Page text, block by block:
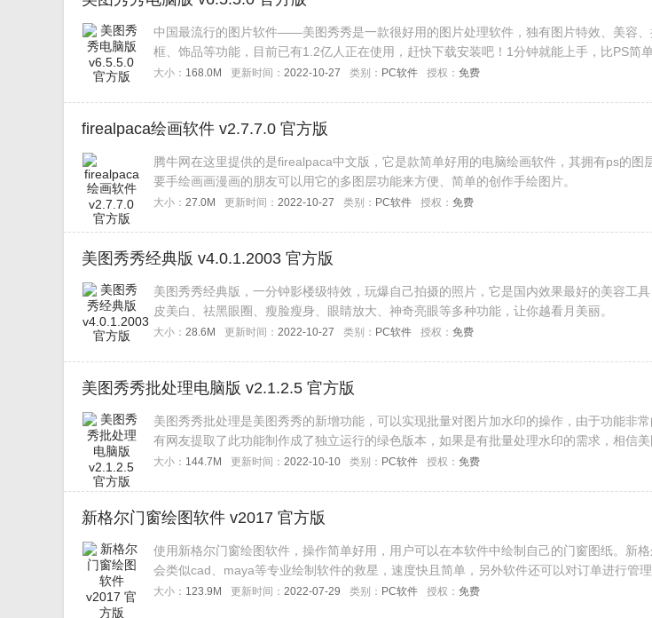
中国最流行的图片软件——美图秀秀是一款很好用的图片处理软件，独有图片特效、美容、
框、饰品等功能，目前已有1.2亿人正在使用，赶快下载安装吧！1分钟就能上手，比PS简
大小： 168.0M 更新时间： 2022-10-27 类别： PC软件 授权： 免费
firealpaca绘画软件 v2.7.7.0 官方版
腾牛网在这里提供的是firealpaca中文版，它是款简单好用的电脑绘画软件，其拥有ps的图
要手绘画画漫画的朋友可以用它的多图层功能来方便、简单的创作手绘图片。
大小： 27.0M 更新时间： 2022-10-27 类别： PC软件 授权： 免费
美图秀秀经典版 v4.0.1.2003 官方版
美图秀秀经典版，一分钟影楼级特效，玩爆自己拍摄的照片，它是国内效果最好的美容工
皮美白、祛黑眼圈、瘦脸瘦身、眼睛放大、神奇亮眼等多种功能，让你越看月美丽。
大小： 28.6M 更新时间： 2022-10-27 类别： PC软件 授权： 免费
美图秀秀批处理电脑版 v2.1.2.5 官方版
美图秀秀批处理是美图秀秀的新增功能，可以实现批量对图片加水印的操作，由于功能非
有网友提取了此功能制作成了独立运行的绿色版本，如果是有批量处理水印的需求，相信
具能够帮助您轻松提升效率。软件用途：随着相机的普
大小： 144.7M 更新时间： 2022-10-10 类别： PC软件 授权： 免费
新格尔门窗绘图软件 v2017 官方版
使用新格尔门窗绘图软件，操作简单好用，用户可以在本软件中绘制自己的门窗图纸。新
会类似cad、maya等专业绘制软件的救星，速度快且简单，另外软件还可以对订单进行管
较齐全的。
大小： 123.9M 更新时间： 2022-07-29 类别： PC软件 授权： 免费